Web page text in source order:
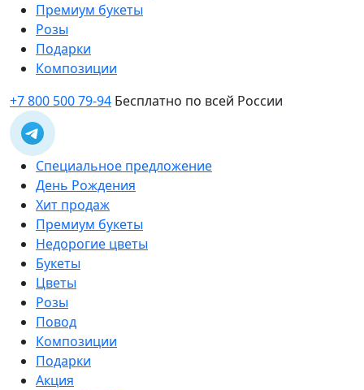
Премиум букеты
Розы
Подарки
Композиции
+7 800 500 79-94 Бесплатно по всей России
Специальное предложение
День Рождения
Хит продаж
Премиум букеты
Недорогие цветы
Букеты
Цветы
Розы
Повод
Композиции
Подарки
Акция